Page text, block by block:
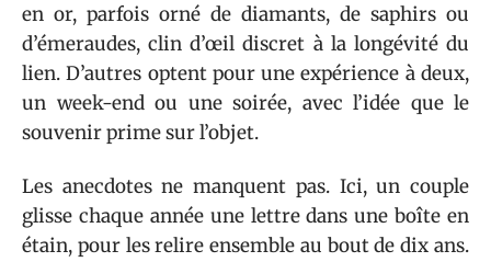
en or, parfois orné de diamants, de saphirs ou
d’émeraudes, clin d’œil discret à la longévité du
lien. D’autres optent pour une expérience à deux,
un week-end ou une soirée, avec l’idée que le
souvenir prime sur l’objet.
Les anecdotes ne manquent pas. Ici, un couple
glisse chaque année une lettre dans une boîte en
étain, pour les relire ensemble au bout de dix ans.